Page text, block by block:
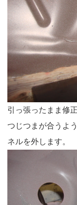
引っ張ったまま修
つじつまが合うよ
ネルを外します。